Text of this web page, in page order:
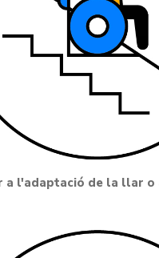
a l'adaptació de la llar o